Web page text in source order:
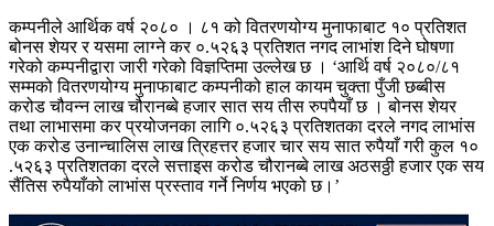
कम्पनीले आर्थिक वर्ष २०८० । ८१ को वितरणयोग्य मुनाफाबाट १० प्रतिशत
बोनस शेयर र यसमा लाग्ने कर ०.५२६३ प्रतिशत नगद लाभांश दिने घोषणा
गरेको कम्पनीद्वारा जारी गरेको विज्ञप्तिमा उल्लेख छ । ‘आर्थि वर्ष २०८०/८१
सम्मको वितरणयोग्य मुनाफाबाट कम्पनीको हाल कायम चुक्ता पुँजी छब्बीस
करोड चौवन्न लाख चौरानब्बे हजार सात सय तीस रुपपैयाँ छ । बोनस शेयर
तथा लाभासमा कर प्रयोजनका लागि ०.५२६३ प्रतिशतका दरले नगद लाभांस
एक करोड उनान्चालिस लाख त्रिहत्तर हजार चार सय सात रुपैयाँ गरी कुल १०
.५२६३ प्रतिशतका दरले सत्ताइस करोड चौरानब्बे लाख अठसठ्ठी हजार एक सय
सैंतिस रुपैयाँको लाभांस प्रस्ताव गर्ने निर्णय भएको छ।’